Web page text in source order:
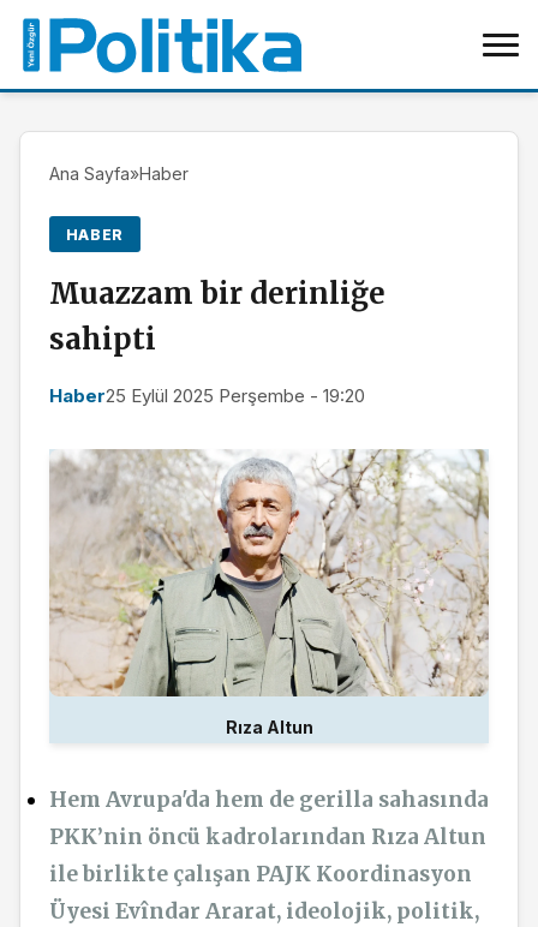
Ana Sayfa»Haber
HABER
Muazzam bir derinliğe
sahipti
Haber25 Eylül 2025 Perşembe - 19:20
Rıza Altun
Hem Avrupa'da hem de gerilla sahasında
PKK’nin öncü kadrolarından Rıza Altun
ile birlikte çalışan PAJK Koordinasyon
Üyesi Evîndar Ararat, ideolojik, politik,